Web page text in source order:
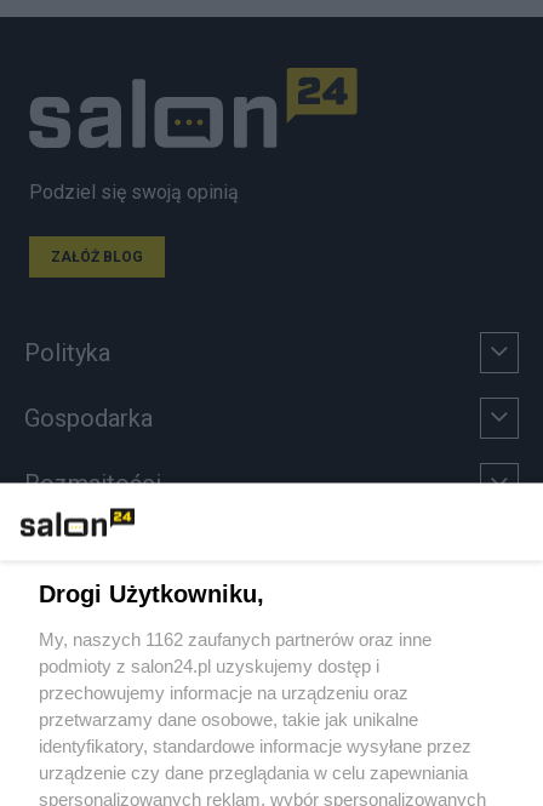
Podziel się swoją opinią
ZAŁÓŻ BLOG
Polityka
Gospodarka
Rozmaitości
Sport
Społeczeństwo
Kultura
Drogi Użytkowniku,
My, naszych 1162 zaufanych partnerów oraz inne
podmioty z salon24.pl uzyskujemy dostęp i
przechowujemy informacje na urządzeniu oraz
przetwarzamy dane osobowe, takie jak unikalne
identyfikatory, standardowe informacje wysyłane przez
urządzenie czy dane przeglądania w celu zapewniania
spersonalizowanych reklam, wybór spersonalizowanych